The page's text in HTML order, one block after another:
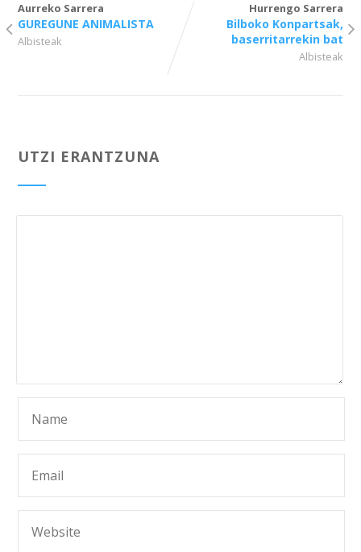
Aurreko Sarrera
GUREGUNE ANIMALISTA
Albisteak
Hurrengo Sarrera
Bilboko Konpartsak,
baserritarrekin bat
Albisteak
UTZI ERANTZUNA